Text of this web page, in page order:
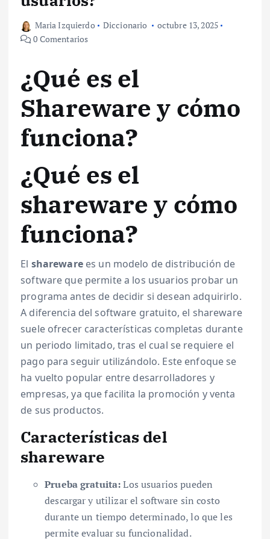
Maria Izquierdo Diccionario
octubre 13, 2025
0 Comentarios
¿Qué es el
Shareware y cómo
funciona?
¿Qué es el
shareware y cómo
funciona?
El sharewarees un modelo de distribución de
software que permite a los usuarios probar un
programa antes de decidir si desean adquirirlo.
A diferencia del software gratuito, el shareware
suele ofrecer características completas durante
un periodo limitado, tras el cual se requiere el
pago para seguir utilizándolo. Este enfoque se
ha vuelto popular entre desarrolladores y
empresas, ya que facilita la promoción y venta
de sus productos.
Características del
shareware
Prueba gratuita:Los usuarios pueden
descargar y utilizar el software sin costo
durante un tiempo determinado, lo que les
permite evaluar su funcionalidad.